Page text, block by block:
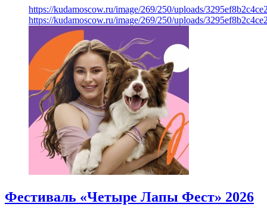
https://kudamoscow.ru/image/269/250/uploads/
https://kudamoscow.ru/image/269/250/uploads/
Фестиваль «Четыре Лапы Фест» 2026